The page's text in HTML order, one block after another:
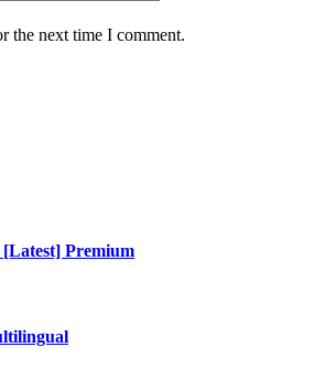
the next time I comment.
Premium